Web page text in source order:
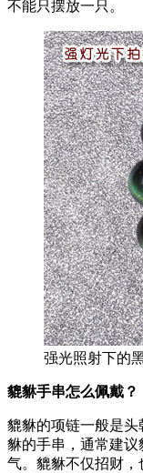
不能只摆放一只。
强光照射下的
貔貅手串怎么佩戴？
貔貅的项链一般是
貅的手串，通常建
气。貔貅不仅招财